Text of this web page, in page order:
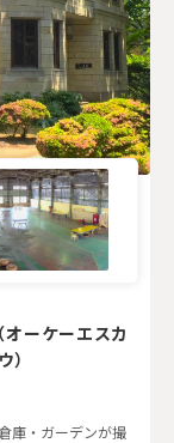
ーケーエスカ
庫・ガーデンが撮